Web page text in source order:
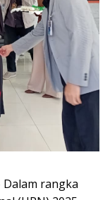
Dalam rangka